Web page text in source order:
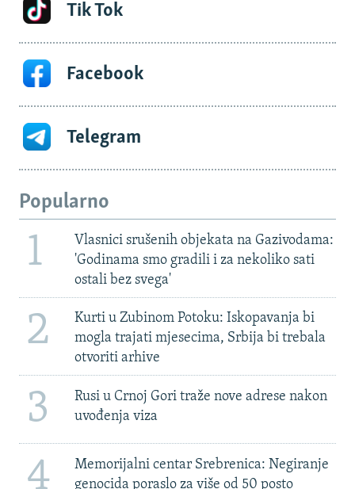
Tik Tok
Facebook
Telegram
Popularno
1
Vlasnici srušenih objekata na Gazivodama:
'Godinama smo gradili i za nekoliko sati
ostali bez svega'
2
Kurti u Zubinom Potoku: Iskopavanja bi
mogla trajati mjesecima, Srbija bi trebala
otvoriti arhive
3
Rusi u Crnoj Gori traže nove adrese nakon
uvođenja viza
4
Memorijalni centar Srebrenica: Negiranje
genocida poraslo za više od 50 posto